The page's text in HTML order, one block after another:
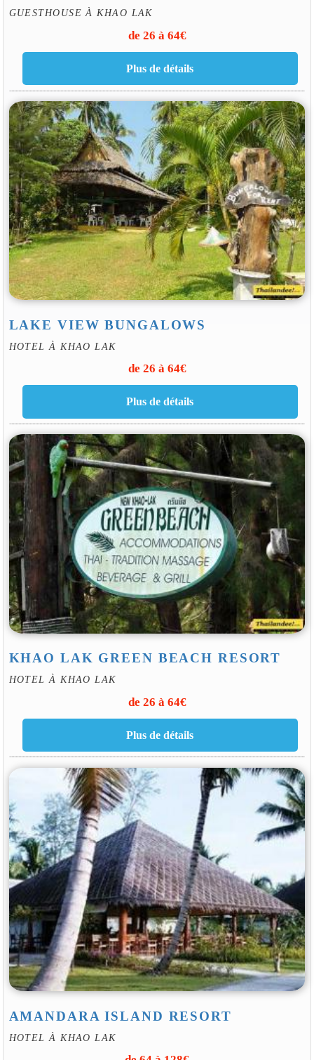
GUESTHOUSE À KHAO LAK
de 26 à 64€
LAKE VIEW BUNGALOWS
HOTEL À KHAO LAK
de 26 à 64€
KHAO LAK GREEN BEACH RESORT
HOTEL À KHAO LAK
de 26 à 64€
AMANDARA ISLAND RESORT
HOTEL À KHAO LAK